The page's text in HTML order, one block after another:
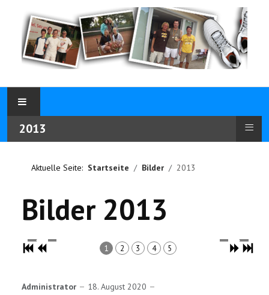
2013 ≡
Aktuelle Seite: Startseite Bilder 2013
Bilder 2013
1 2 3 4 5
Administrator
18. August 2020